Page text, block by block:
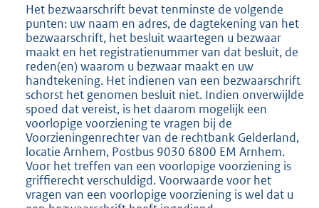
Het bezwaarschrift bevat tenminste de volgende
punten: uw naam en adres, de dagtekening van het
bezwaarschrift, het besluit waartegen u bezwaar
maakt en het registratienummer van dat besluit, de
reden(en) waarom u bezwaar maakt en uw
handtekening. Het indienen van een bezwaarschrift
schorst het genomen besluit niet. Indien onverwijlde
spoed dat vereist, is het daarom mogelijk een
voorlopige voorziening te vragen bij de
Voorzieningenrechter van de rechtbank Gelderland,
locatie Arnhem, Postbus 9030 6800 EM Arnhem.
Voor het treffen van een voorlopige voorziening is
griffierecht verschuldigd. Voorwaarde voor het
vragen van een voorlopige voorziening is wel dat u